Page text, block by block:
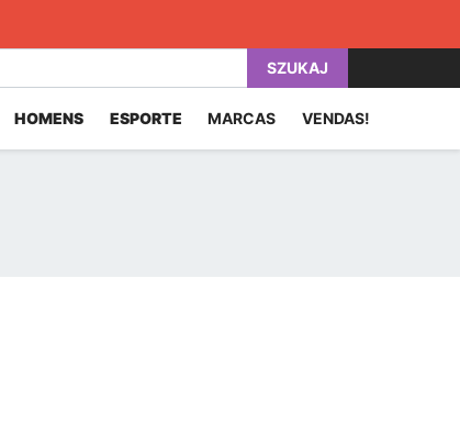
SZUKAJ
HOMENS ESPORTE MARCAS VENDAS!